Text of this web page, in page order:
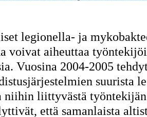
legionella- ja
voivat aiheuttaa
Vuosina 2004-2005
suurista
niihin liittyvästä
että samanlaista